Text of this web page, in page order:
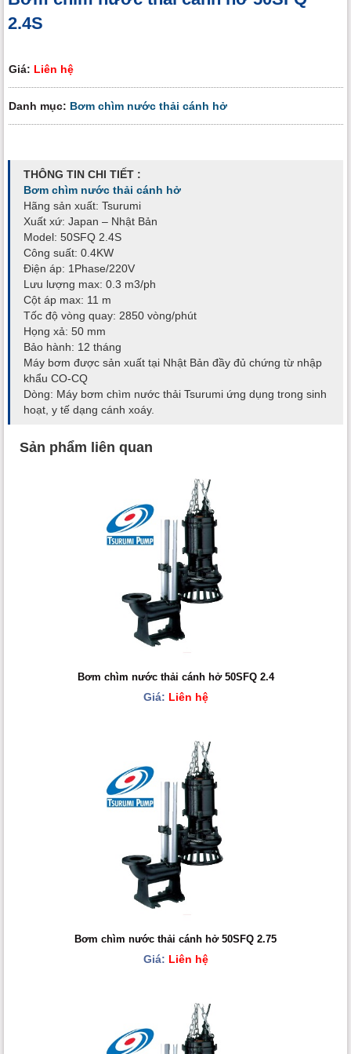
2.4S
Giá: Liên hệ
Danh mục: Bơm chìm nước thải cánh hở
THÔNG TIN CHI TIẾT :
Bơm chìm nước thải cánh hở
Hãng sản xuất: Tsurumi
Xuất xứ: Japan – Nhật Bản
Model: 50SFQ 2.4S
Công suất: 0.4KW
Điện áp: 1Phase/220V
Lưu lượng max: 0.3 m3/ph
Cột áp max: 11 m
Tốc độ vòng quay: 2850 vòng/phút
Họng xả: 50 mm
Bảo hành: 12 tháng
Máy bơm được sản xuất tại Nhật Bản đầy đủ chứng từ nhập
khẩu CO-CQ
Dòng: Máy bơm chìm nước thải Tsurumi ứng dụng trong sinh
hoạt, y tế dạng cánh xoáy.
Sản phẩm liên quan
Bơm chìm nước thải cánh hở 50SFQ 2.4
Giá: Liên hệ
Bơm chìm nước thải cánh hở 50SFQ 2.75
Giá: Liên hệ